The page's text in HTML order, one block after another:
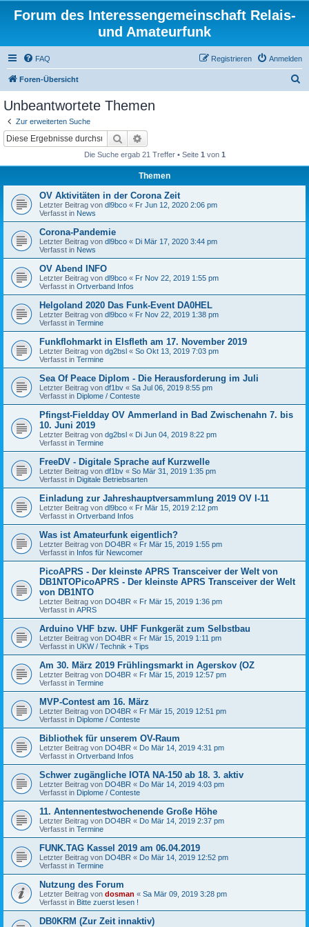
Forum des Interessengemeinschaft Relais-
und Amateurfunk
FAQ Anmelden
Registrieren
Foren-Übersicht
Unbeantwortete Themen
Zur erweiterten Suche
Suche
Die Suche ergab 21 Treffer • Seite 1 von 1
Themen
OV Aktivitäten in der Corona Zeit
Letzter Beitrag von dl9bco « Fr Jun 12, 2020 2:06 pm
Verfasst in News
Corona-Pandemie
Letzter Beitrag von dl9bco « Di Mär 17, 2020 3:44 pm
Verfasst in News
OV Abend INFO
Letzter Beitrag von dl9bco « Fr Nov 22, 2019 1:55 pm
Verfasst in Ortverband Infos
Helgoland 2020 Das Funk-Event DA0HEL
Letzter Beitrag von dl9bco « Fr Nov 22, 2019 1:38 pm
Verfasst in Termine
Funkflohmarkt in Elsfleth am 17. November 2019
Letzter Beitrag von dg2bsl « So Okt 13, 2019 7:03 pm
Verfasst in Termine
Sea Of Peace Diplom - Die Herausforderung im Juli
Letzter Beitrag von df1bv « Sa Jul 06, 2019 8:55 pm
Verfasst in Diplome / Conteste
Pfingst-Fieldday OV Ammerland in Bad Zwischenahn 7. bis
10. Juni 2019
Letzter Beitrag von dg2bsl « Di Jun 04, 2019 8:22 pm
Verfasst in Termine
FreeDV - Digitale Sprache auf Kurzwelle
Letzter Beitrag von df1bv « So Mär 31, 2019 1:35 pm
Verfasst in Digitale Betriebsarten
Einladung zur Jahreshauptversammlung 2019 OV I-11
Letzter Beitrag von dl9bco « Fr Mär 15, 2019 2:12 pm
Verfasst in Ortverband Infos
Was ist Amateurfunk eigentlich?
Letzter Beitrag von DO4BR « Fr Mär 15, 2019 1:55 pm
Verfasst in Infos für Newcomer
PicoAPRS - Der kleinste APRS Transceiver der Welt von
DB1NTOPicoAPRS - Der kleinste APRS Transceiver der Welt
von DB1NTO
Letzter Beitrag von DO4BR « Fr Mär 15, 2019 1:36 pm
Verfasst in APRS
Arduino VHF bzw. UHF Funkgerät zum Selbstbau
Letzter Beitrag von DO4BR « Fr Mär 15, 2019 1:11 pm
Verfasst in UKW / Technik + Tips
Am 30. März 2019 Frühlingsmarkt in Agerskov (OZ
Letzter Beitrag von DO4BR « Fr Mär 15, 2019 12:57 pm
Verfasst in Termine
MVP-Contest am 16. März
Letzter Beitrag von DO4BR « Fr Mär 15, 2019 12:51 pm
Verfasst in Diplome / Conteste
Bibliothek für unserem OV-Raum
Letzter Beitrag von DO4BR « Do Mär 14, 2019 4:31 pm
Verfasst in Ortverband Infos
Schwer zugängliche IOTA NA-150 ab 18. 3. aktiv
Letzter Beitrag von DO4BR « Do Mär 14, 2019 4:03 pm
Verfasst in Diplome / Conteste
11. Antennentestwochenende Große Höhe
Letzter Beitrag von DO4BR « Do Mär 14, 2019 2:37 pm
Verfasst in Termine
FUNK.TAG Kassel 2019 am 06.04.2019
Letzter Beitrag von DO4BR « Do Mär 14, 2019 12:52 pm
Verfasst in Termine
Nutzung des Forum
Letzter Beitrag von dosman « Sa Mär 09, 2019 3:28 pm
Verfasst in Bitte zuerst lesen !
DB0KRM (Zur Zeit innaktiv)